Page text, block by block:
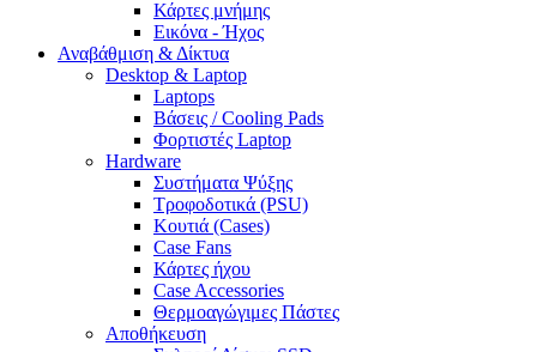
Κάρτες μνήμης
Εικόνα - Ήχος
Αναβάθμιση & Δίκτυα
Desktop & Laptop
Laptops
Βάσεις / Cooling Pads
Φορτιστές Laptop
Hardware
Συστήματα Ψύξης
Τροφοδοτικά (PSU)
Κουτιά (Cases)
Case Fans
Κάρτες ήχου
Case Accessories
Θερμοαγώγιμες Πάστες
Αποθήκευση